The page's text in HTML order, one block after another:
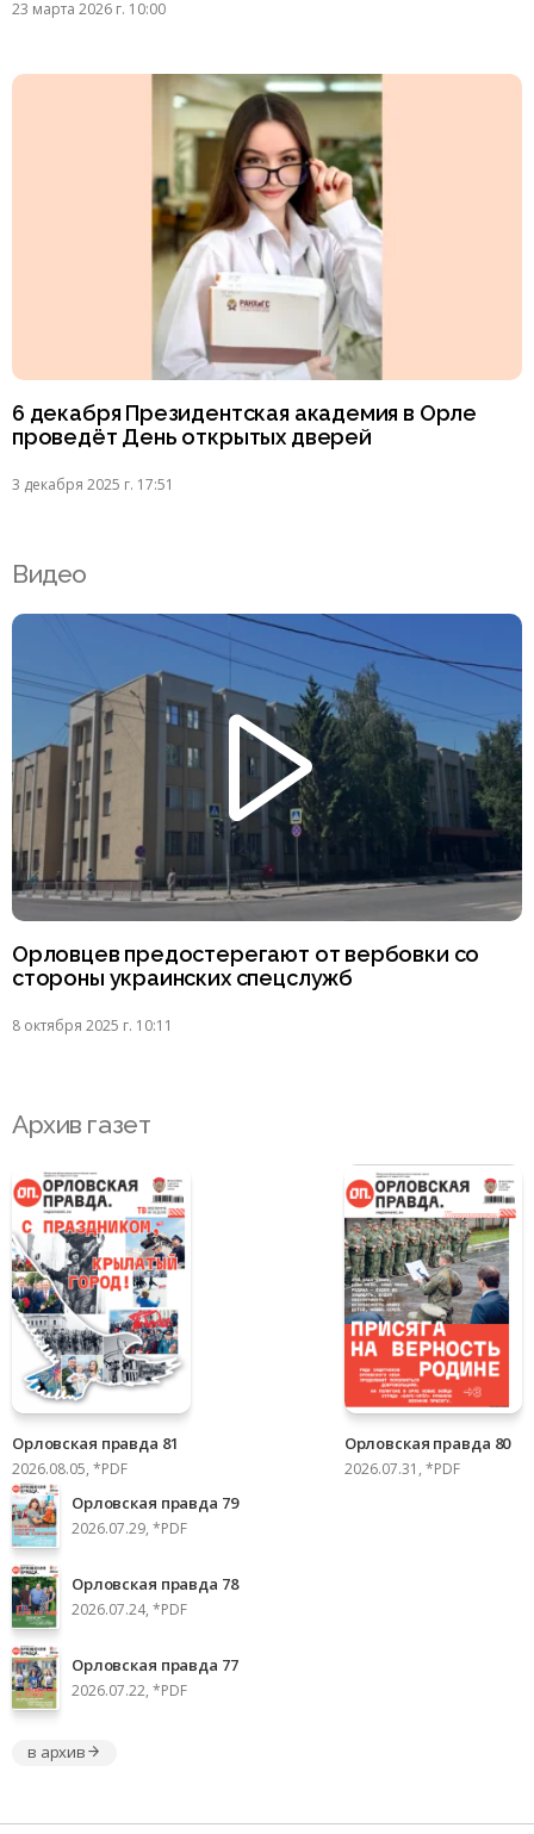
23 марта 2026 г. 10:00
6 декабря Президентская академия в Орле
проведёт День открытых дверей
3 декабря 2025 г. 17:51
Видео
Орловцев предостерегают от вербовки со
стороны украинских спецслужб
8 октября 2025 г. 10:11
Архив газет
Орловская правда 81
2026.08.05, *PDF
Орловская правда 80
2026.07.31, *PDF
Орловская правда 79
2026.07.29, *PDF
Орловская правда 78
2026.07.24, *PDF
Орловская правда 77
2026.07.22, *PDF
в архив